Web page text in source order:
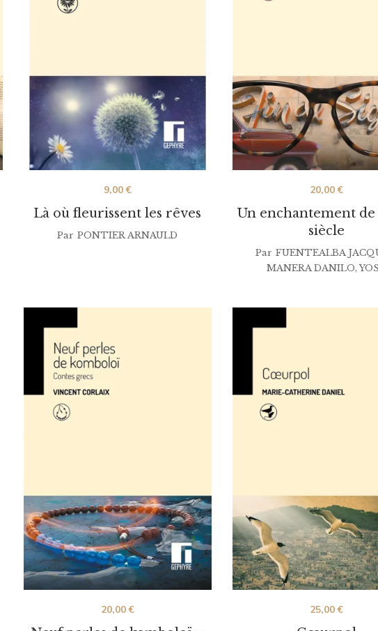
Là où fleurissent les rêves
9,00€
Par PONTIER ARNAULD
Un enchantement
siècle
20,00€
Par FUENTEALBA
MANERA DANILO,
20,00€ 25,00€